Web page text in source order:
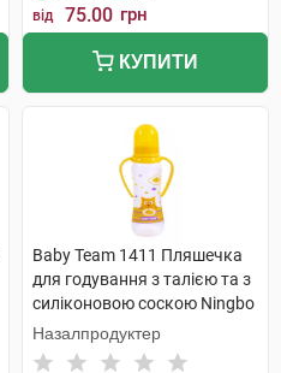
від 75.00 грн
КУПИТИ
Baby Team 1411 Пляшечка
для годування з талією та з
силіконовою соскою Ningbo
Raffini 250 мл 1 шт
Назалпродуктер